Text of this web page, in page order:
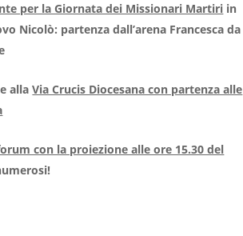
per la Giornata dei Missionari Martiri in
Nicolò: partenza dall’arena Francesca da
allaVia Crucis Diocesana con partenza alle
con la proiezione alle ore 15.30 del